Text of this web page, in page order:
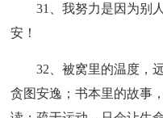
31、我努力是因为别
安！
32、被窝里的温度，
贪图安逸；书本里的故事